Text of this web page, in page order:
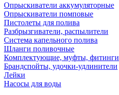
Опрыскиватели аккумуляторные
Опрыскиватели помповые
Пистолеты для полива
Разбрызгиватели, распылители
Система капельного полива
Шланги поливочные
Комплектующие, муфты, фитинги
Брандспойты, удочки-удлинители
Лейки
Насосы для воды